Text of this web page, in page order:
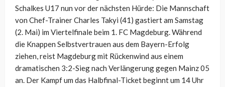
Schalkes U17 nun vor der nächsten Hürde: Die Mannschaft
von Chef-Trainer Charles Takyi (41) gastiert am Samstag
(2. Mai) im Viertelfinale beim 1. FC Magdeburg. Während
die Knappen Selbstvertrauen aus dem Bayern-Erfolg
ziehen, reist Magdeburg mit Rückenwind aus einem
dramatischen 3:2-Sieg nach Verlängerung gegen Mainz 05
an. Der Kampf um das Halbfinal-Ticket beginnt um 14 Uhr